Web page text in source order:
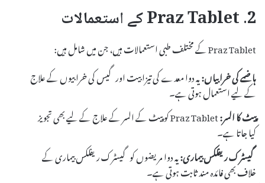
2. Praz Tablet کے استعمالات
Praz Tablet کے مختلف طبی استعمالات ہیں، جن میں شامل ہیں:
ہاضمے کی خرابیاں:یہ دوا معدے کی تیزابیت اور گیس کی خرابیوں کے علاج
کے لیے استعمال ہوتی ہے۔
پیٹ کا السر:
Praz Tablet کو پیٹ کے السر کے علاج کے لیے بھی تجویز
کیا جاتا ہے۔
گیسٹرک ریفلکس بیماری:یہ دوا مریضوں کو گیسٹرک ریفلکس بیماری کے
خلاف بھی فائدہ مند ثابت ہوتی ہے۔